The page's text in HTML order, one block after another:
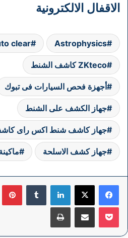
الاقفال الالكترونية
Astrophysics
clear
ZKteco كاشف الشنط
أجهزة فحص السيارات فى تبوك
جهاز الكشف على الشنط
جهاز كاشف شنط اكس راى
جهاز كشف الاسلحة
فيسبوك ‫X لينكدإن
‫Pocket مشاركة عبر البريد طباعة